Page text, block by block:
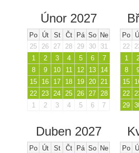
Únor 2027
Po Út St Čt Pá So Ne
25
26 27 28 29 30
31
1
2 3 4 5 6
7
8
9 10 11 12 13
14
15
16 17 18 19 20 21
22 23 24 25 26 27 28
1
2 3 4 5 6 7
Po
22
1
8
15
22
29
Duben 2027
Po Út St Čt Pá So Ne
Po